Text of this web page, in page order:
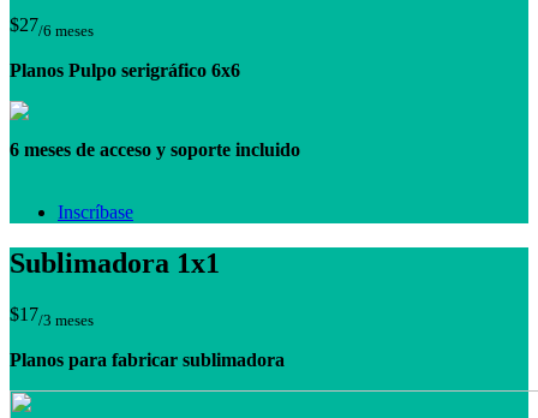
$27/6 meses
Planos Pulpo serigráfico 6x6
6 meses de acceso y soporte incluido
Inscríbase
Sublimadora 1x1
$17/3 meses
Planos para fabricar sublimadora